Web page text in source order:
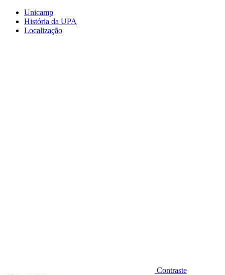
Conteúdo principal
Unicamp
História da UPA
Localização
Contraste